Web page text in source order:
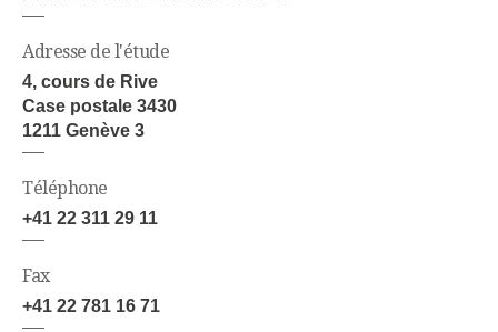
Adresse de l'étude
4, cours de Rive
Case postale 3430
1211 Genève 3
Téléphone
+41 22 311 29 11
Fax
+41 22 781 16 71